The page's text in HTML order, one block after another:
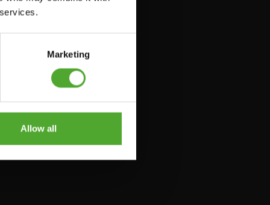
Marketing
Allow all